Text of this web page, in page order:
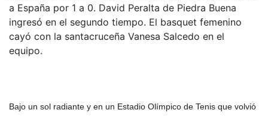
a España por 1 a 0. David Peralta de Piedra Buena
ingresó en el segundo tiempo. El basquet femenino
cayó con la santacruceña Vanesa Salcedo en el
equipo.
Bajo un sol radiante y en un Estadio Olímpico de Tenis que volvió